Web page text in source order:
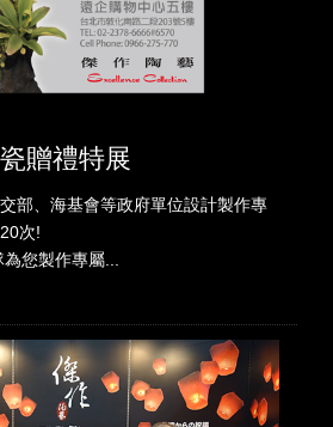
贈禮特展
部、海基會等政府單位設計製作專
次!
您製作專屬...